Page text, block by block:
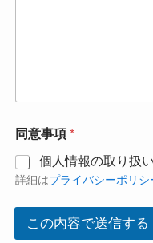
同意事項 *
個人情報の取り扱
詳細はプライバシーポリシ
この内容で送信する